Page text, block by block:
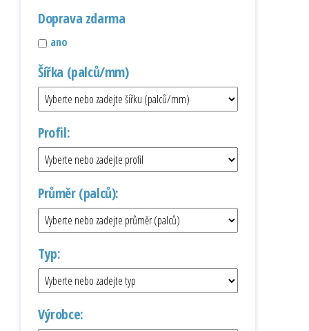
Doprava zdarma
ano
Šířka (palců/mm)
Profil:
Průměr (palců):
Typ:
Výrobce: